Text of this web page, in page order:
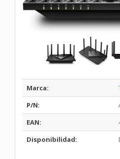
Marca:
P/N:
EAN:
Disponibilidad: